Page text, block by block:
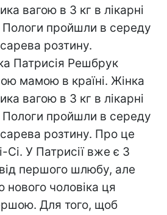
вагою в 3 кг в лікарні
Пологи пройшли в середу
розтину.
Патрисія Решбрук
мамою в країні. Жінка
вагою в 3 кг в лікарні
Пологи пройшли в середу
розтину. Про це
Сі. У Патрисії вже є 3
першого шлюбу, але
нового чоловіка ця
Для того, щоб